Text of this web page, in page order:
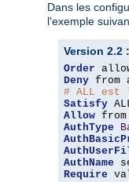
Dans les
l'exemple
Version 2.2 :
Order
Deny
# ALL est
Satisfy
Allow from
AuthType
AuthName
Require